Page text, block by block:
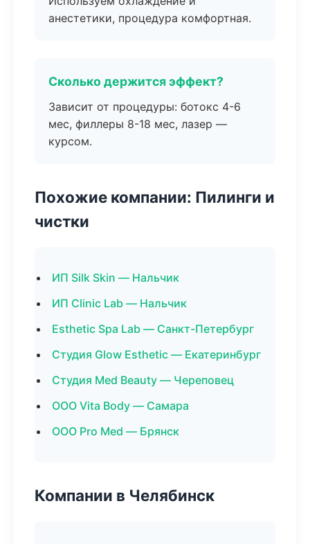
анестетики, процедура комфортная.
Сколько держится эффект?
Зависит от процедуры: ботокс 4-6
мес, филлеры 8-18 мес, лазер —
курсом.
Похожие компании: Пилинги и
чистки
ИП Silk Skin — Нальчик
ИП Clinic Lab — Нальчик
Esthetic Spa Lab — Санкт-Петербург
Студия Glow Esthetic — Екатеринбург
Студия Med Beauty — Череповец
ООО Vita Body — Самара
ООО Pro Med — Брянск
Компании в Челябинск